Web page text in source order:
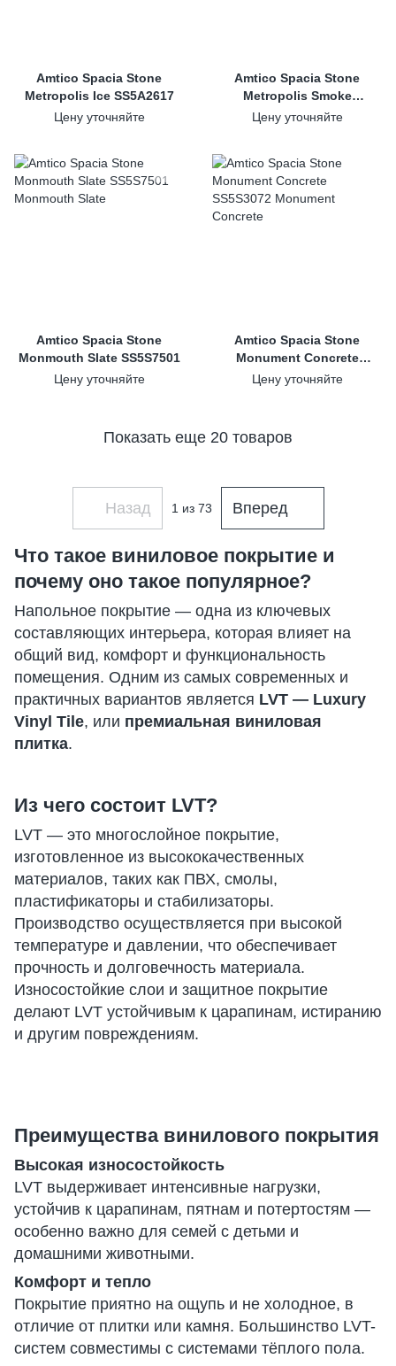
Amtico Spacia Stone
Metropolis Ice SS5A2617
Цену уточняйте
Amtico Spacia Stone
Metropolis Smoke
SS5A2627
Цену уточняйте
Amtico Spacia Stone
Monmouth Slate SS5S7501
Цену уточняйте
Amtico Spacia Stone
Monument Concrete
SS5S3072
Цену уточняйте
Показать еще 20 товаров
Назад 1 из 73 Вперед
Что такое виниловое покрытие и
почему оно такое популярное?
Напольное покрытие — одна из ключевых
составляющих интерьера, которая влияет на
общий вид, комфорт и функциональность
помещения. Одним из самых современных и
практичных вариантов является LVT — Luxury
Vinyl Tile, или премиальная виниловая
плитка.
Из чего состоит LVT?
LVT — это многослойное покрытие,
изготовленное из высококачественных
материалов, таких как ПВХ, смолы,
пластификаторы и стабилизаторы.
Производство осуществляется при высокой
температуре и давлении, что обеспечивает
прочность и долговечность материала.
Износостойкие слои и защитное покрытие
делают LVT устойчивым к царапинам, истиранию
и другим повреждениям.
Преимущества винилового покрытия
Высокая износостойкость
LVT выдерживает интенсивные нагрузки,
устойчив к царапинам, пятнам и потертостям —
особенно важно для семей с детьми и
домашними животными.
Комфорт и тепло
Покрытие приятно на ощупь и не холодное, в
отличие от плитки или камня. Большинство LVT-
систем совместимы с системами тёплого пола.